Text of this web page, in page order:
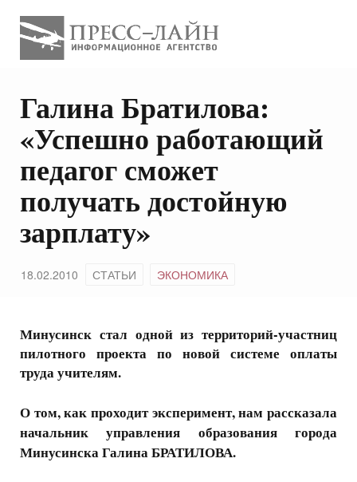
Галина Братилова:
«Успешно работающий
педагог сможет
получать достойную
зарплату»
18.02.2010 СТАТЬИ ЭКОНОМИКА
Минусинск стал одной из территорий-участниц
пилотного проекта по новой системе оплаты
труда учителям.
О том, как проходит эксперимент, нам рассказала
начальник управления образования города
Минусинска Галина БРАТИЛОВА.